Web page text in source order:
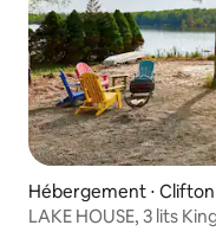
Hébergement ⋅
LAKE HOUSE, 3 lits